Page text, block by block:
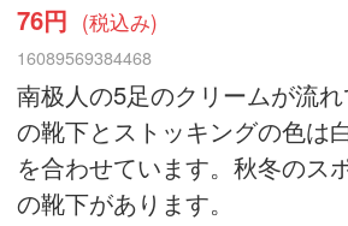
76円 (税込み)
16089569384468
南极人の5足のクリームが流
の靴下とストッキングの色は
を合わせています。秋冬のス
の靴下があります。